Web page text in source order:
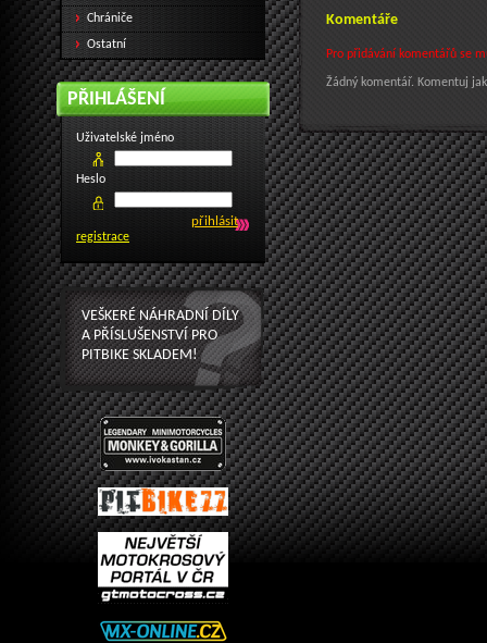
Komentáře
Pro přidávání komentářů se
Žádný komentář. Komentuj
Chrániče
Ostatní
PŘIHLÁŠENÍ
Uživatelské jméno
Heslo
registrace
VEŠKERÉ NÁHRADNÍ DÍLY
A PŘÍSLUŠENSTVÍ PRO
PITBIKE SKLADEM!